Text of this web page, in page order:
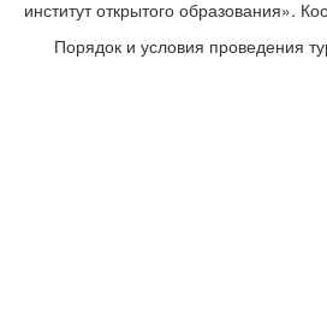
институт открытого образования».
Порядок и условия проведения